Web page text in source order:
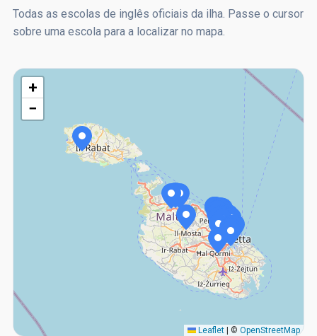
Todas as escolas de inglês oficiais da ilha. Passe o cursor
sobre uma escola para a localizar no mapa.
+
−
Leaflet | ©OpenStreetMap